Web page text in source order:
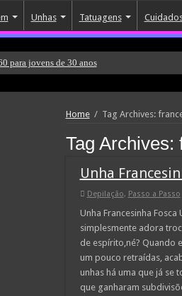
Unhas Tatuagens
para jovens de 30 anos
Home / Tag Archives:
Tag Archives:
Unha
Depilação, Passo a Passo
Unha Francesinha
simplesmente adora
de espírito,né? Quando
um pouco retraídas,
unhas há uma que já se
que ganharam